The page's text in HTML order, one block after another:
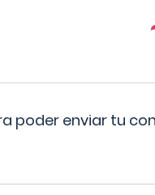
poder enviar tu